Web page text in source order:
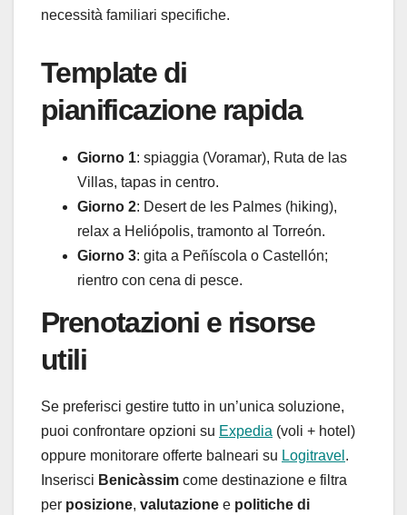
necessità familiari specifiche.
Template di
pianificazione rapida
Giorno 1: spiaggia (Voramar), Ruta de las
Villas, tapas in centro.
Giorno 2: Desert de les Palmes (hiking),
relax a Heliópolis, tramonto al Torreón.
Giorno 3: gita a Peñíscola o Castellón;
rientro con cena di pesce.
Prenotazioni e risorse
utili
Se preferisci gestire tutto in un’unica soluzione,
puoi confrontare opzioni su Expedia (voli + hotel)
oppure monitorare offerte balneari su Logitravel .
Inserisci Benicàssim come destinazione e filtra
per posizione, valutazione e politiche di